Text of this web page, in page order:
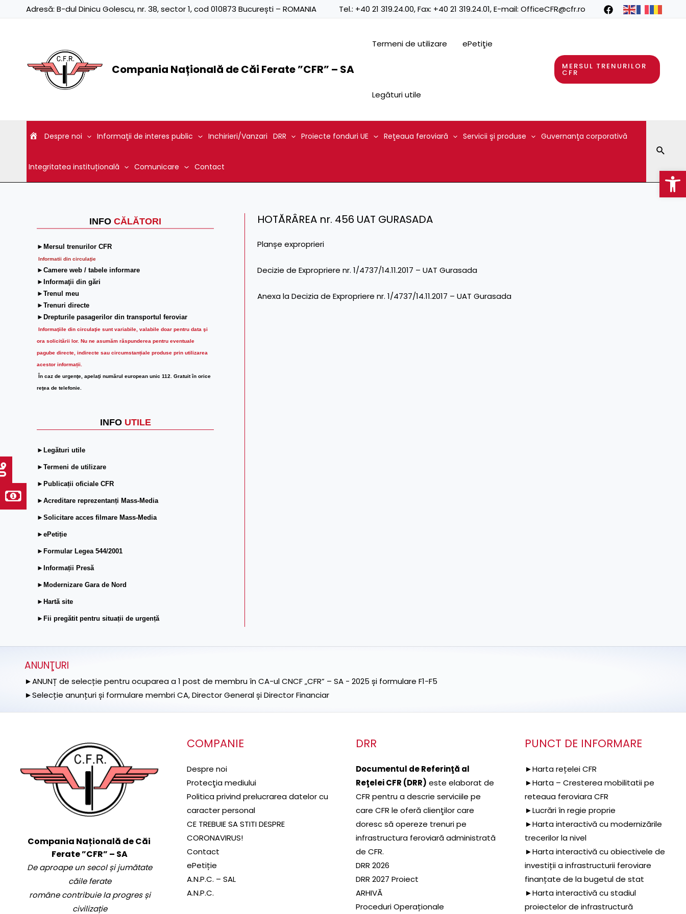
Adresă: B-dul Dinicu Golescu, nr. 38, sector 1, cod 010873 București – ROMANIA Tel.: +40 21 319.24.00, Fax: +40 21 319.24.01, E-mail: OfficeCFR@cfr.ro
Compania Națională de Căi Ferate ”CFR” – SA
Termeni de utilizare ePetiţie
Legături utile
MERSUL TRENURILOR
CFR
Despre noi Informaţii de interes public Inchirieri/Vanzari DRR Proiecte fonduri UE Reţeaua feroviară Servicii şi produse Guvernanţa corporativă
Integritatea instituțională Comunicare Contact
INFO CĂLĂTORI
►Mersul trenurilor CFR
Informatii din circulaţie
►Camere web / tabele informare
►Informaţii din gări
►Trenul meu
►Trenuri directe
►Drepturile pasagerilor din transportul feroviar
Informaţiile din circulaţie sunt variabile, valabile doar pentru data şi
ora solicitării lor. Nu ne asumăm răspunderea pentru eventuale
pagube directe, indirecte sau circumstanțiale produse prin utilizarea
acestor informații.
În caz de urgenţe, apelaţi numărul european unic 112. Gratuit în orice
reţea de telefonie.
INFO UTILE
►Legături utile
►Termeni de utilizare
►Publicații oficiale CFR
►Acreditare reprezentanți Mass-Media
►Solicitare acces filmare Mass-Media
►ePetiție
►Formular Legea 544/2001
►Informații Presă
►Modernizare Gara de Nord
►Hartă site
►Fii pregătit pentru situații de urgență
HOTĂRÂREA nr. 456 UAT GURASADA
Planșe exproprieri
Decizie de Expropriere nr. 1/4737/14.11.2017 – UAT Gurasada
Anexa la Decizia de Expropriere nr. 1/4737/14.11.2017 – UAT Gurasada
ANUNŢURI
►ANUNȚ de selecție pentru ocuparea a 1 post de membru în CA-ul CNCF „CFR” – SA - 2025 și formulare F1-F5
►Selecție anunțuri și formulare membri CA, Director General și Director Financiar
Compania Națională de Căi
Ferate ”CFR” – SA
De aproape un secol și jumătate
căile ferate
române contribuie la progres și
civilizație
COMPANIE
Despre noi
Protecţia mediului
Politica privind prelucrarea datelor cu
caracter personal
CE TREBUIE SA STITI DESPRE
CORONAVIRUS!
Contact
ePetiție
A.N.P.C. – SAL
A.N.P.C.
DRR
Documentul de Referinţă al
Reţelei CFR (DRR) este elaborat de
CFR pentru a descrie serviciile pe
care CFR le oferă clienţilor care
doresc să opereze trenuri pe
infrastructura feroviară administrată
de CFR.
DRR 2026
DRR 2027 Proiect
ARHIVĂ
Proceduri Operaționale
PUNCT DE INFORMARE
►Harta rețelei CFR
►Harta – Cresterea mobilitatii pe
reteaua feroviara CFR
►Lucrări în regie proprie
►Harta interactivă cu modernizările
trecerilor la nivel
►Harta interactivă cu obiectivele de
investiții a infrastructurii feroviare
finanțate de la bugetul de stat
►Harta interactivă cu stadiul
proiectelor de infrastructură